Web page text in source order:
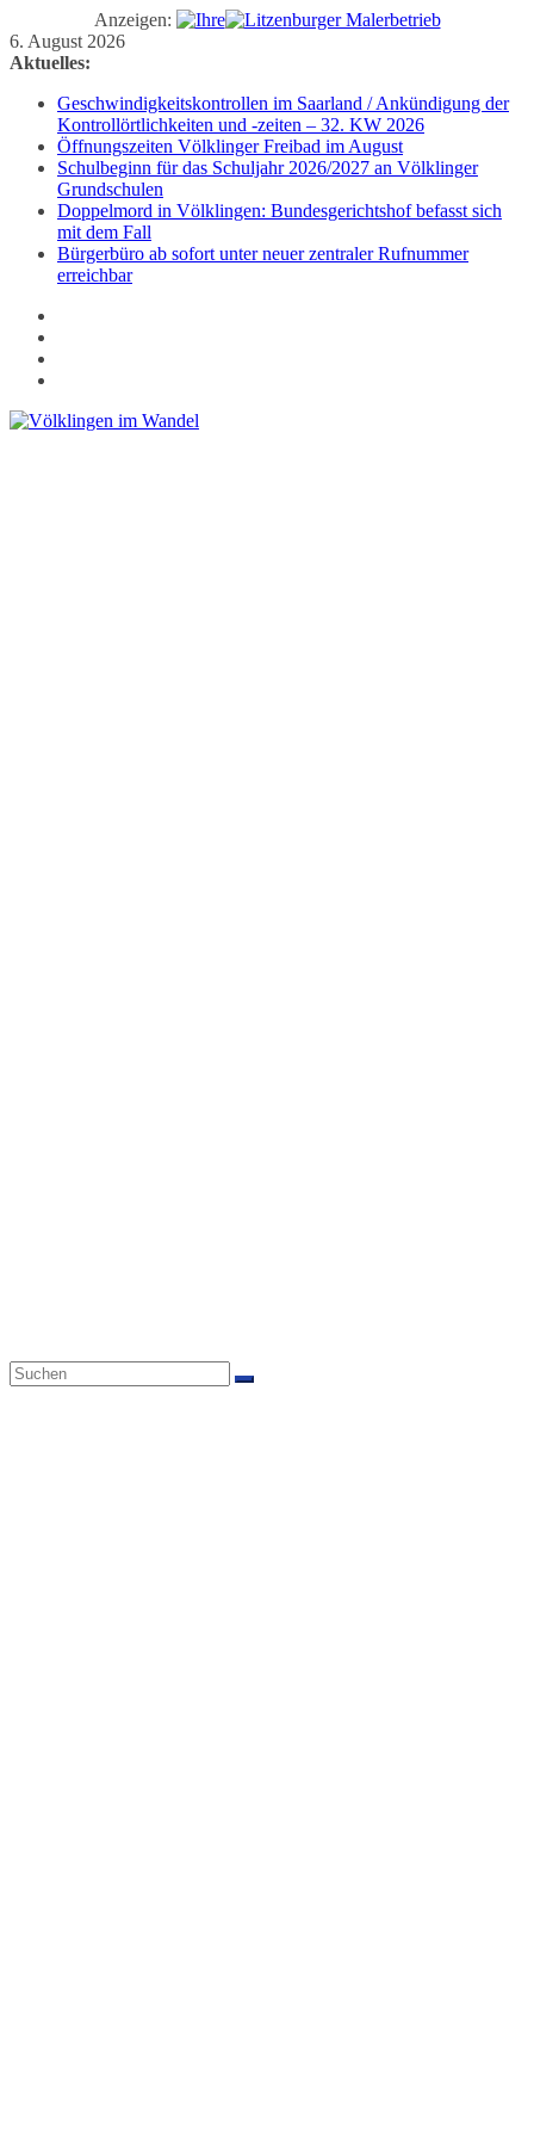
Anzeigen:
Zum
Inhalt
6. August 2026
Aktuelles:
Geschwindigkeitskontrollen im Saarland / Ankündigung der
Kontrollörtlichkeiten und -zeiten – 32. KW 2026
Öffnungszeiten Völklinger Freibad im August
Schulbeginn für das Schuljahr 2026/2027 an Völklinger
Grundschulen
Doppelmord in Völklingen: Bundesgerichtshof befasst sich
mit dem Fall
Bürgerbüro ab sofort unter neuer zentraler Rufnummer
erreichbar